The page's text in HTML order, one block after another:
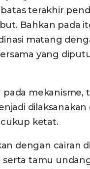
terakhir
Bahkan pada
matang
yang
ketat.
dengan cairan
tamu